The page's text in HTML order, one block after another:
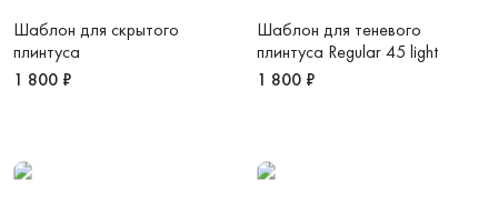
Шаблон для скрытого
плинтуса
1 800 ₽
Шаблон для теневого
плинтуса Regular 45 light
1 800 ₽